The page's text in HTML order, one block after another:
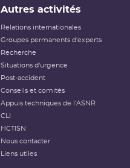
Autres activités
Relations internationales
Groupes permanents d'experts
Recherche
Situations d'urgence
Post-accident
Conseils et comités
Appuis techniques de l'ASNR
CLI
HCTISN
Nous contacter
Liens utiles